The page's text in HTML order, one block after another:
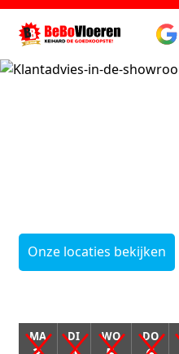
Onze locaties bekijken
MA DI WO DO